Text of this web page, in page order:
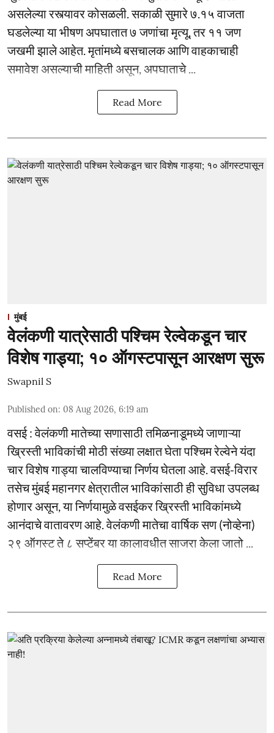
असलेल्या रस्त्यावर कोसळली. सकाळी सुमारे ७.१५ वाजता
घडलेल्या या भीषण अपघातात ७ जणांचा मृत्यू, तर ११ जण
जखमी झाले आहेत. मृतांमध्ये बसचालक आणि वाहकाचाही
समावेश असल्याची माहिती असून, अपघाताचे ...
Read More
मुंबई
वेलंकणी यात्रेसाठी पश्चिम रेल्वेकडून चार
विशेष गाड्या; १० ऑगस्टपासून आरक्षण सुरू
Swapnil S
Published on: 08 Aug 2026, 6:19 am
वसई : वेलंकणी मातेच्या सणासाठी तमिळनाडूमध्ये जाणाऱ्या
ख्रिस्ती भाविकांची मोठी संख्या लक्षात घेता पश्चिम रेल्वेने यंदा
चार विशेष गाड्या चालविण्याचा निर्णय घेतला आहे. वसई-विरार
तसेच मुंबई महानगर क्षेत्रातील भाविकांसाठी ही सुविधा उपलब्ध
होणार असून, या निर्णयामुळे वसईकर ख्रिस्ती भाविकांमध्ये
आनंदाचे वातावरण आहे. वेलंकणी मातेचा वार्षिक सण (नोव्हेना)
२९ ऑगस्ट ते ८ सप्टेंबर या कालावधीत साजरा केला जातो ...
Read More